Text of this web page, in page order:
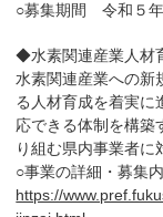
○募集期間 令和５
◆水素関連産業人材
水素関連産業への新
る人材育成を着実に
応できる体制を構築
り組む県内事業者に
○事業の詳細・募集
https://